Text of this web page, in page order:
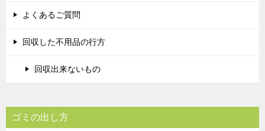
よくあるご質問
回収した不用品の行方
回収出来ないもの
ゴミの出し方